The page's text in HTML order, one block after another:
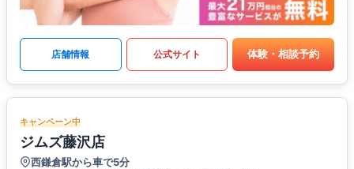
店舗情報 公式サイト 体験・相談予約
キャンペーン中
ジムズ藤沢店
西鎌倉駅から車で5分